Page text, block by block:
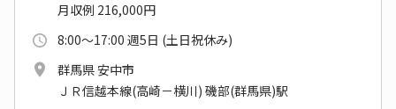
月収例 216,000円
8:00～17:00 週5日 (土日祝休み)
群馬県 安中市
ＪＲ信越本線(高崎－横川) 磯部(群馬県)駅